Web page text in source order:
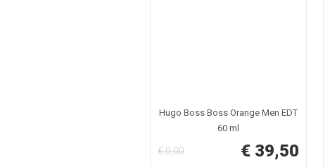
Hugo Boss Boss Orange Men EDT
60 ml
€ 0,00 € 39,50